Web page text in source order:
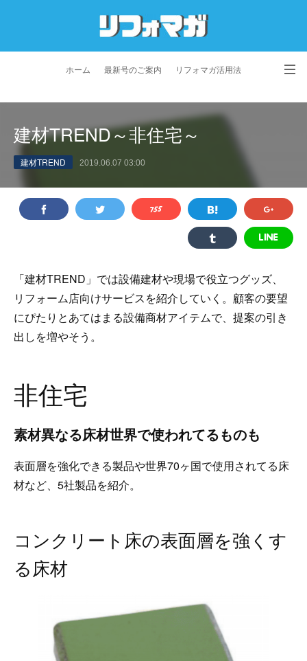
ホーム 最新号のご案内 リフォマガ活用法
プライバシーポリシー 利用規約
建材TREND～非住宅～
建材TREND 2019.06.07 03:00
「建材TREND」では設備建材や現場で役立つグッズ、
リフォーム店向けサービスを紹介していく。顧客の要望
にぴたりとあてはまる設備商材アイテムで、提案の引き
出しを増やそう。
非住宅
素材異なる床材世界で使われてるものも
表面層を強化できる製品や世界70ヶ国で使用されてる床
材など、5社製品を紹介。
コンクリート床の表面層を強くす
る床材